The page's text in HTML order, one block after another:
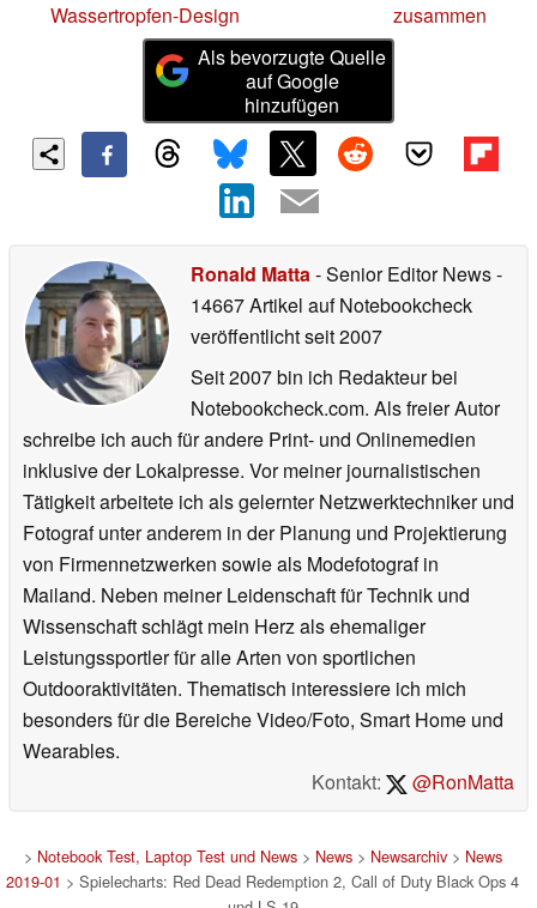
Wassertropfen-Design
zusammen
Als bevorzugte Quelle
auf Google
hinzufügen
Ronald Matta- Senior Editor News-
14667 Artikel auf Notebookcheck
veröffentlichtseit 2007
Seit 2007 bin ich Redakteur bei
Notebookcheck.com. Als freier Autor
schreibe ich auch für andere Print- und Onlinemedien
inklusive der Lokalpresse. Vor meiner journalistischen
Tätigkeit arbeitete ich als gelernter Netzwerktechniker und
Fotograf unter anderem in der Planung und Projektierung
von Firmennetzwerken sowie als Modefotograf in
Mailand. Neben meiner Leidenschaft für Technik und
Wissenschaft schlägt mein Herz als ehemaliger
Leistungssportler für alle Arten von sportlichen
Outdooraktivitäten. Thematisch interessiere ich mich
besonders für die Bereiche Video/Foto, Smart Home und
Wearables.
Kontakt:
@RonMatta
> Notebook Test, Laptop Test und News> News> Newsarchiv> News
2019-01 > Spielecharts: Red Dead Redemption 2, Call of Duty Black Ops 4